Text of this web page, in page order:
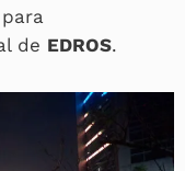
de EDROS.